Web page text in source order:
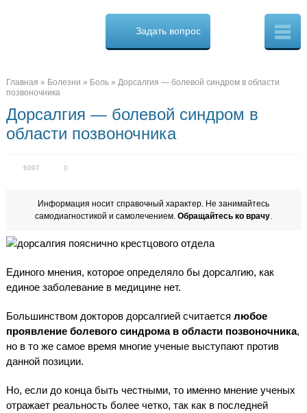
Cure.ru
в
Задать вопрос
Главная » Болезни » Боль» Дорсалгия — болевой синдром в области
позвоночника
Дорсалгия — болевой синдром в
области позвоночника
6097 0
Информация носит справочный характер. Не занимайтесь
самодиагностикой и самолечением. Обращайтесь ко врачу.
Единого мнения, которое определяло бы дорсалгию, как
единое заболевание в медицине нет.
Большинством докторов дорсалгией считается любое
проявление болевого синдрома в области позвоночника,
но в то же самое время многие ученые выступают против
данной позиции.
Но, если до конца быть честными, то именно мнение ученых
отражает реальность более четко, так как в последней